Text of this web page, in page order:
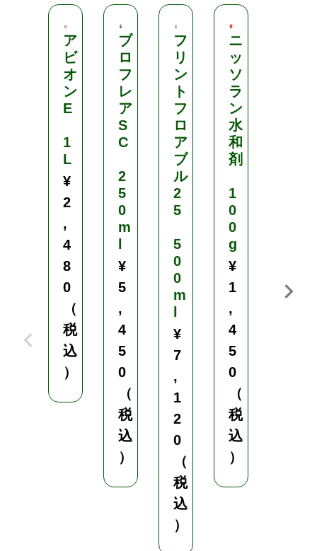
ア
ビ
オ
ン
E
1
L
¥
2
,
4
8
0
（
税
込
）
ブ
ロ
フ
レ
ア
S
C
2
5
0
m
¥
5
,
4
5
0
（
税
込
）
フ
リ
ン
ト
フ
ロ
ア
ブ
ル
2
5
5
0
0
m
¥
7
,
1
2
0
（
税
込
）
ニ
ッ
ソ
ラ
ン
水
和
剤
1
0
0
g
¥
1
,
4
5
0
（
税
込
）
4